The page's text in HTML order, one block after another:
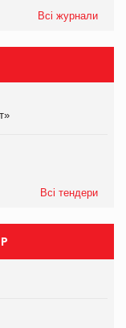
Всі журнали
Всі тендери